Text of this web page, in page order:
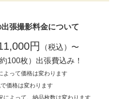
張撮影料金について
円
（税込）〜
100枚）出張費込み！
って価格は変わります
価格は変わります